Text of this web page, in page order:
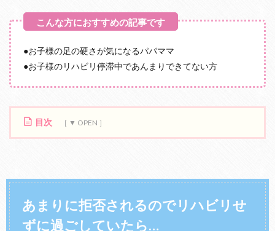
●お子様の足の硬さが気になるパパママ
●お子様のリハビリ停滞中であんまりできてない方
目次
り
拒
否
さ
あまりに拒否されるのでリハビリせ
ずに過ごしていたら…